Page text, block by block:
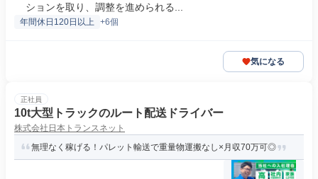
ションを取り、調整を進められる...
年間休日120日以上 +6個
気になる
正社員
10t大型トラックのルート配送ドライバー
株式会社日本トランスネット
無理なく稼げる！パレット輸送で重量物運搬なし×月収70万可◎